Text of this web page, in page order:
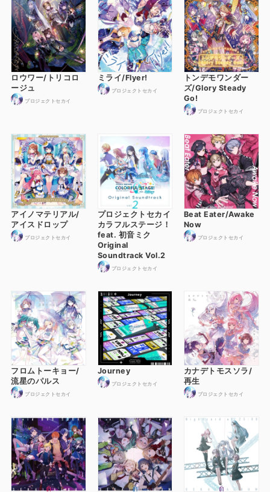
ロウワー/トリコロ
ージュ
プロジェクトセカイ
ミライ/Flyer!
プロジェクトセカイ
トンデモワンダー
ズ/Glory Steady
Go!
プロジェクトセカイ
アイノマテリアル/
アイスドロップ
プロジェクトセカイ
プロジェクトセカイ
カラフルステージ！
feat. 初音ミク
Original
Soundtrack Vol.2
プロジェクトセカイ
Beat Eater/Awake
Now
プロジェクトセカイ
フロムトーキョー/
流星のパルス
プロジェクトセカイ
Journey
プロジェクトセカイ
カナデトモスソラ/
再生
プロジェクトセカイ